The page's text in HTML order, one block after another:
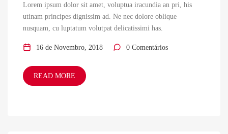
Lorem ipsum dolor sit amet, voluptua iracundia an pri, his
utinam principes dignissim ad. Ne nec dolore oblique
nusquam, cu luptatum volutpat delicatissimi has.
16 de Novembro, 2018 0 Comentários
READ MORE